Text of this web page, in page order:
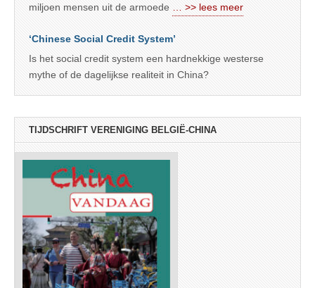
miljoen mensen uit de armoede
… >> lees meer
‘Chinese Social Credit System’
Is het social credit system een hardnekkige westerse
mythe of de dagelijkse realiteit in China?
TIJDSCHRIFT VERENIGING BELGIË-CHINA